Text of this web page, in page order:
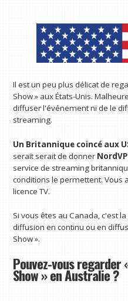
Il est un peu plus délicat de
Show » aux États-Unis.
diffuser l'événement ni de le
streaming.
Un Britannique coincé aux
serait serait de donner
service de streaming
conditions le permettent. Vous
licence TV.
Si vous êtes au Canada, c'est
diffusion en continu ou en
Show ».
Pouvez-vous regarder
Show » en Australie ?